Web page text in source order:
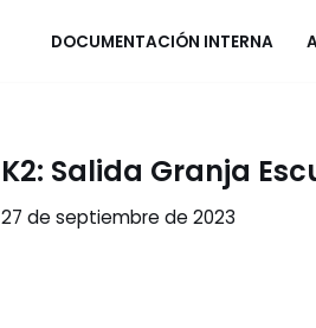
DOCUMENTACIÓN INTERNA
K2: Salida Granja
27 de septiembre de 2023